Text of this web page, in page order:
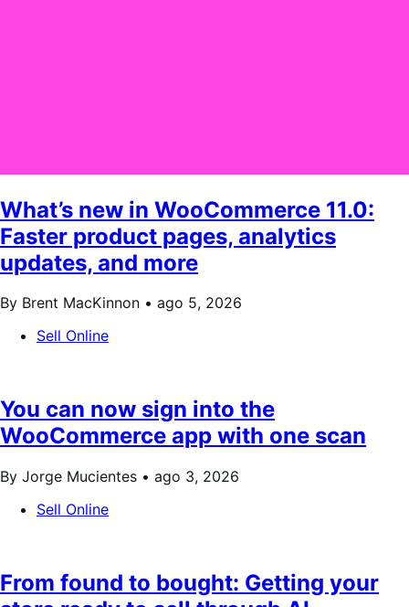
What’s new in WooCommerce 11.0:
Faster product pages, analytics
updates, and more
By Brent MacKinnon • ago 5, 2026
Sell Online
You can now sign into the
WooCommerce app with one scan
By Jorge Mucientes • ago 3, 2026
Sell Online
From found to bought: Getting your